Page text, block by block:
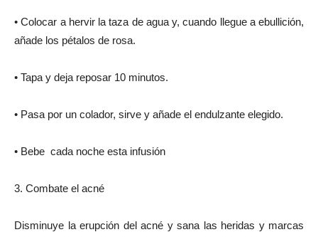
• Colocar a hervir la taza de agua y, cuando llegue a ebullición,
añade los pétalos de rosa.
• Tapa y deja reposar 10 minutos.
• Pasa por un colador, sirve y añade el endulzante elegido.
• Bebe cada noche esta infusión
3. Combate el acné
Disminuye la erupción del acné y sana las heridas y marcas